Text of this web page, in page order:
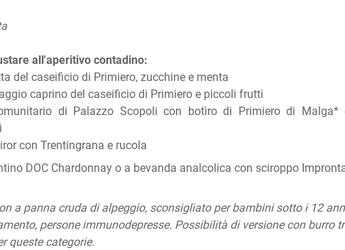
all'aperitivo contadino:
del caseificio di Primiero, zucchine e menta
caprino del caseificio di Primiero e piccoli frutti
di Palazzo Scopoli con botìro di Primiero di
con Trentingrana e rucola
DOC Chardonnay o a bevanda analcolica con sciroppo
a panna cruda di alpeggio, sconsigliato per bambini sotto i 12
persone immunodepresse. Possibilità di versione con burro
queste categorie.